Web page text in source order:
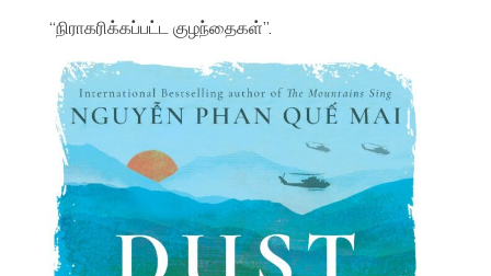
“நிராகரிக்கப்பட்ட குழந்தைகள்”.